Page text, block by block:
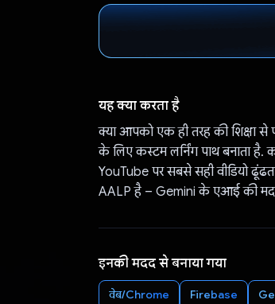
यह क्या करता है
क्या आपको एक ही तरह की शिक्षा से
के लिए कस्टम लर्निंग पाथ बनाता
YouTube पर सबसे सही वीडियो
AALP है – Gemini के एआई की
इनकी मदद से बनाया गया
वेब/Chrome Firebase